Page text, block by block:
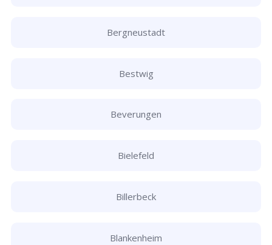
Bergneustadt
Bestwig
Beverungen
Bielefeld
Billerbeck
Blankenheim